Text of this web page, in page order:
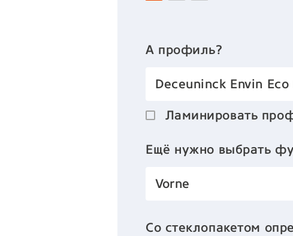
А профиль?
Deceuninck Envin Eco
Ламинировать
Ещё нужно выбрать
Vorne
Со стеклопакетом